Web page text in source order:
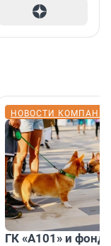
НОВОСТИ
ГК «А101» и фонд